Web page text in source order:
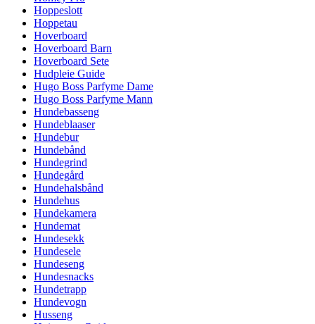
Hoppeslott
Hoppetau
Hoverboard
Hoverboard Barn
Hoverboard Sete
Hudpleie Guide
Hugo Boss Parfyme Dame
Hugo Boss Parfyme Mann
Hundebasseng
Hundeblaaser
Hundebur
Hundebånd
Hundegrind
Hundegård
Hundehalsbånd
Hundehus
Hundekamera
Hundemat
Hundesekk
Hundesele
Hundeseng
Hundesnacks
Hundetrapp
Hundevogn
Husseng